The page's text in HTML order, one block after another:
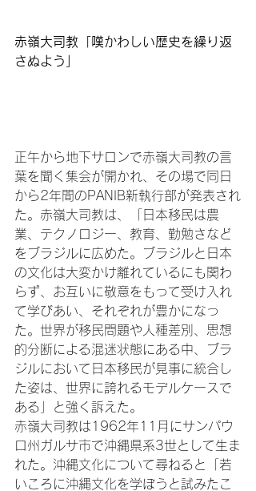
赤嶺大司教「嘆かわしい歴史を繰り返
さぬよう」
正午から地下サロンで赤嶺大司教の言
葉を聞く集会が開かれ、その場で同日
から2年間のPANIB新執行部が発表され
た。赤嶺大司教は、「日本移民は農
業、テクノロジー、教育、勤勉さなど
をブラジルに広めた。ブラジルと日本
の文化は大変かけ離れているにも関わ
らず、お互いに敬意をもって受け入れ
て学びあい、それぞれが豊かになっ
た。世界が移民問題や人種差別、思想
的分断による混迷状態にある中、ブラ
ジルにおいて日本移民が見事に統合し
た姿は、世界に誇れるモデルケースで
ある」と強く訴えた。
赤嶺大司教は1962年11月にサンパウ
ロ州ガルサ市で沖縄県系3世として生ま
れた。沖縄文化について尋ねると「若
いころに沖縄文化を学ぼうと試みたこ